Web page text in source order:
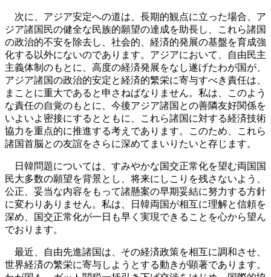
次に、アジア安定への道は、長期的観点に立った場合、ア
ジア諸国民の健全な民族的願望の達成を助長し、これら諸国
の政治的不安を除去し、社会的、経済的発展の基盤を育成強
化する以外にないのであります。アジアにおいて、自由民主
主義体制のもとに、高度の経済発展をなし遂げたわが国が、
アジア諸国の政治的安定と経済的繁栄に寄与すべき責任は、
まことに重大であると申さねばなりません。私は、このよう
な責任の自覚のもとに、今後アジア諸国との善隣友好関係を
いよいよ密接にするとともに、これら諸国に対する経済技術
協力を重点的に推進する考えであります。このため、これら
諸国首脳との友誼をさらに深めてまいりたいと存じます。
日韓問題については、すみやかな国交正常化を望む両国国
民大多数の願望を背景とし、将来にしこりを残さないよう、
公正、妥当な内容をもって諸懸案の早期妥結に努力する方針
に変わりありません。私は、日韓両国が相互に理解と信頼を
深め、国交正常化が一日も早く実現できることを心から望ん
でおります。
最近、自由先進諸国は、その経済政策を相互に調和させ、
世界経済の繁栄に寄与しようとする動きが顕著であります。